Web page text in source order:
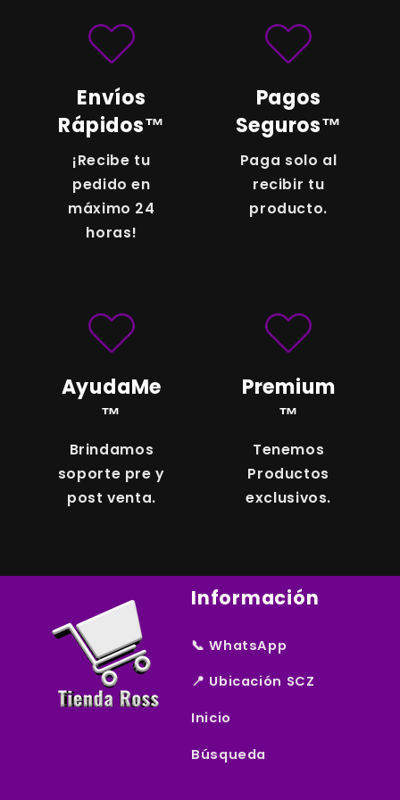
todos los detalles y aplicar los descuentos
especiales por mayor. ¡Nuestras asesoras
Envíos
Rápidos™
¡Recibe tu
pedido en
máximo 24
horas!
Pagos
Seguros™
Paga solo al
recibir tu
producto.
AyudaMe
™
Brindamos
soporte pre y
post venta.
Premium
™
Tenemos
Productos
exclusivos.
Información
📞 WhatsApp
📍 Ubicación SCZ
Inicio
Búsqueda